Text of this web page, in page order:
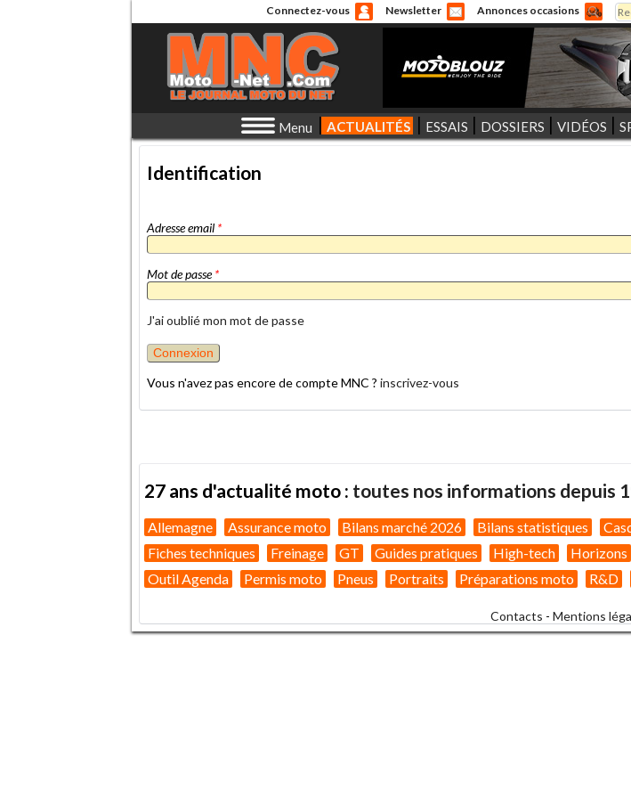
Connectez-vous Newsletter Annonces occasions
Menu ACTUALITÉS ESSAIS DOSSIERS VIDÉOS
Identification
Adresse email *
Mot de passe*
J'ai oublié mon mot de passe
Vous n'avez pas encore de compte MNC ? inscrivez-vous
27 ans d'actualité moto : toutes nos informations depuis
Allemagne Assurance moto Bilans marché 2026 Bilans statistiques
Fiches techniques
Freinage GT Guides pratiques High-tech Horizons
Outil Agenda
Permis moto Pneus Portraits Préparations moto R&D
Contacts - Mentions